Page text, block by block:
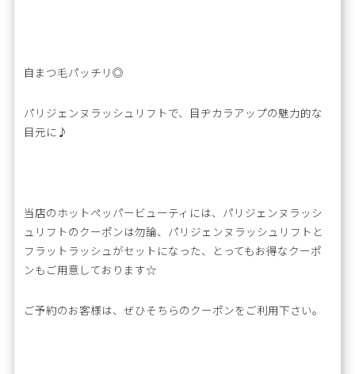
自まつ毛パッチリ◎
パリジェンヌラッシュリフトで、目ヂカラアップの魅力的な
目元に♪
当店のホットペッパービューティには、パリジェンヌラッシ
ュリフトのクーポンは勿論、パリジェンヌラッシュリフトと
フラットラッシュがセットになった、とってもお得なクーポ
ンもご用意しております☆
ご予約のお客様は、ぜひそちらのクーポンをご利用下さい。